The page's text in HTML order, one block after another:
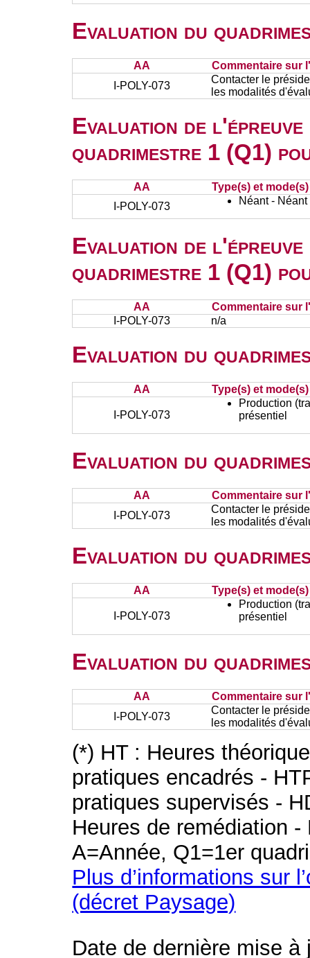
Evaluation du
AA
Commentaire sur
I-POLY-073
Contacter le
les modalités
Evaluation de
quadrimestre 1 (Q1)
AA
Type(s) et
I-POLY-073
Néant - Néant
Evaluation de
quadrimestre 1 (Q1)
AA
Commentaire sur
I-POLY-073
n/a
Evaluation du
AA Type(s) et
I-POLY-073
Production
présentiel
Evaluation du
AA
Commentaire sur
I-POLY-073
Contacter le
les modalités
Evaluation du
AA Type(s) et
I-POLY-073
Production
présentiel
Evaluation du
AA
Commentaire sur
I-POLY-073
Contacter le
les modalités
(*) HT : Heures
pratiques encadrés -
pratiques supervisés -
Heures de remédiation
A=Année, Q1=1er
Plus d’informations sur
(décret Paysage)
Date de dernière mise